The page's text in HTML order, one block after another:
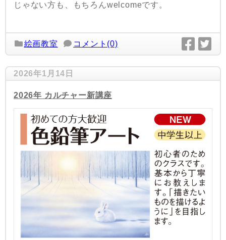
じゃない方も、もちろんwelcomeです。
絵画教室 コメント(0)
2026年1月14日
2026年 カルチャー新講座